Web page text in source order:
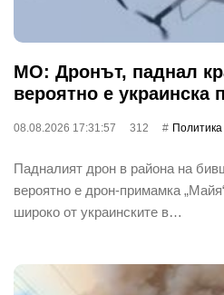
МО: Дронът, паднал
вероятно е украинска
08.08.2026 17:31:57 312 Политика
Падналият дрон в района на
вероятно е дрон-примамка
широко от украинските в…